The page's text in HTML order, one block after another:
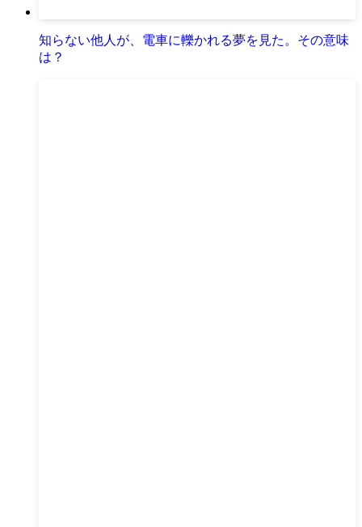
知らない他人が、電車に轢かれる夢を見た。その意味
は？